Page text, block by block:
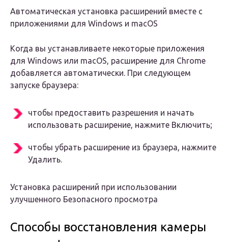
Автоматическая установка расширений вместе с
приложениями для Windows и macOS
Когда вы устанавливаете некоторые приложения
для Windows или macOS, расширение для Chrome
добавляется автоматически. При следующем
запуске браузера:
чтобы предоставить разрешения и начать
использовать расширение, нажмите Включить;
чтобы убрать расширение из браузера, нажмите
Удалить.
Установка расширений при использовании
улучшенного Безопасного просмотра
Способы восстановления камеры